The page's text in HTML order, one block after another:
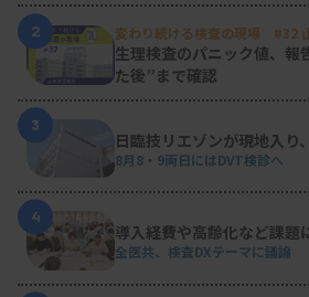
2 変わり続ける検査の現場 #32
生理検査のパニック値、
た後”まで確認
3
日臨技リエゾンが現地入り
8月8・9両日にはDVT検診へ
4
導入経費や高齢化など課題
全医共、検査DXテーマに議論